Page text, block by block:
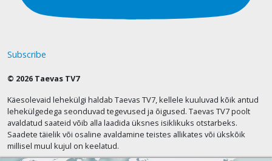
Subscribe
© 2026 Taevas TV7
Käesolevaid lehekülgi haldab Taevas TV7, kellele kuuluvad kõik antud
lehekülgedega seonduvad tegevused ja õigused. Taevas TV7 poolt
avaldatud saateid võib alla laadida üksnes isiklikuks otstarbeks.
Saadete täielik või osaline avaldamine teistes allikates või ükskõik
millisel muul kujul on keelatud.